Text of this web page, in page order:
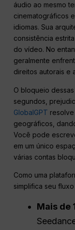
áudio ao mesmo
cinematográficos
idiomas. Sua
consistência
do vídeo. No
geralmente
direitos autorais e
O bloqueio
segundos,
GlobalGPT
geográficos,
Você pode
em um único
várias contas
Como uma
simplifica seu
Mais de